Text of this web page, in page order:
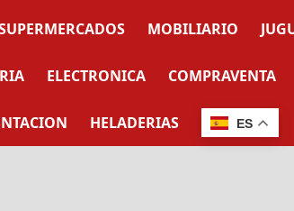
MOBILIARIO
ELECTRONICA COMPRAVENTA
HELADERIAS ES